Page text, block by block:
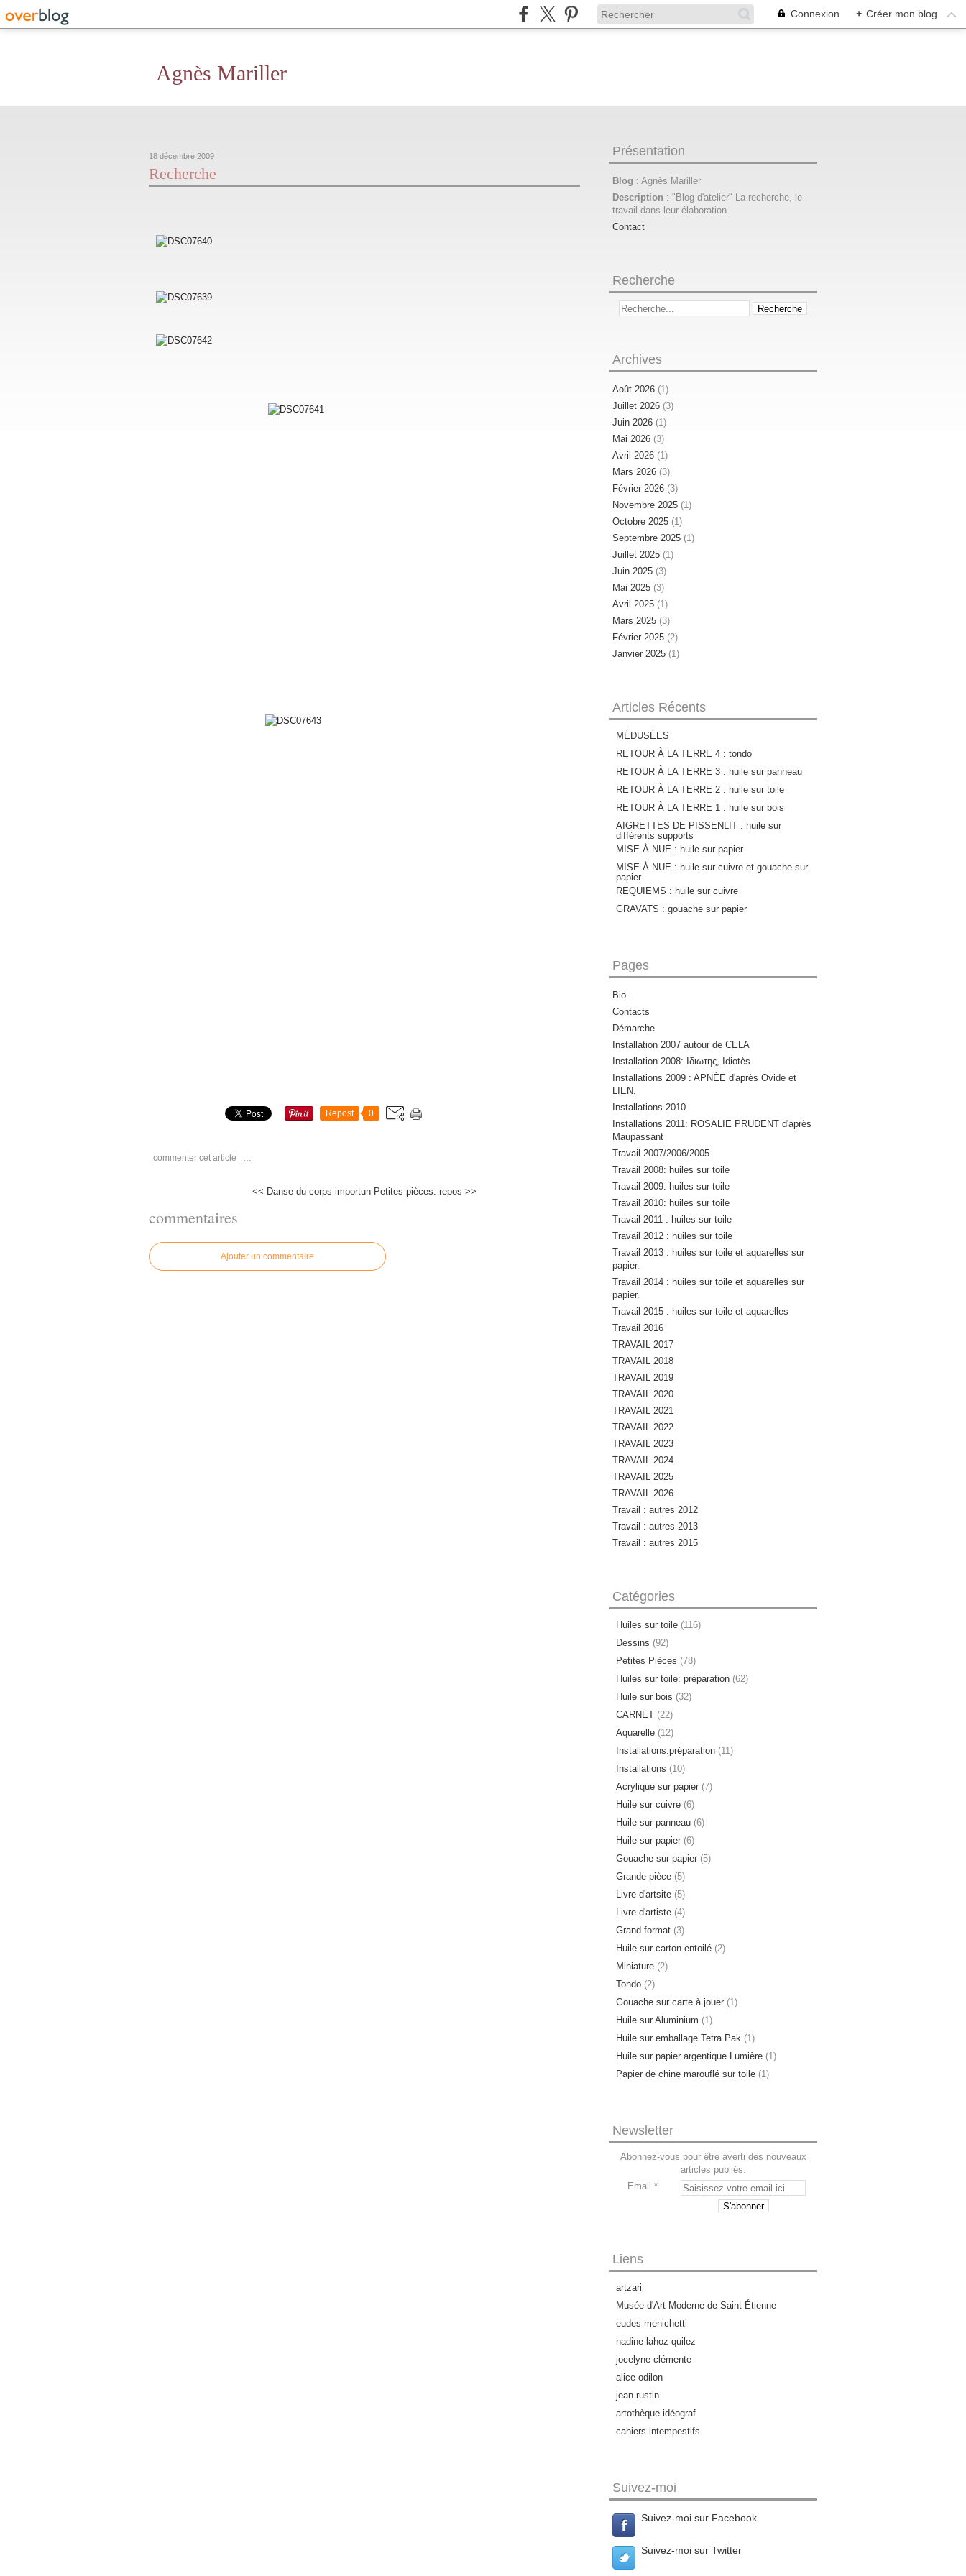
Connexion + Créer mon blog
Agnès Mariller
18 décembre 2009
Recherche
Repost 0
commenter cet article …
<< Danse du corps importun Petites pièces: repos >>
commentaires
Ajouter un commentaire
Présentation
Blog : Agnès Mariller
Description : "Blog d'atelier" La recherche, le
travail dans leur élaboration.
Contact
Recherche
Archives
Août 2026 (1)
Juillet 2026 (3)
Juin 2026 (1)
Mai 2026 (3)
Avril 2026 (1)
Mars 2026 (3)
Février 2026 (3)
Novembre 2025 (1)
Octobre 2025 (1)
Septembre 2025 (1)
Juillet 2025 (1)
Juin 2025 (3)
Mai 2025 (3)
Avril 2025 (1)
Mars 2025 (3)
Février 2025 (2)
Janvier 2025 (1)
Articles Récents
MÉDUSÉES
RETOUR À LA TERRE 4 : tondo
RETOUR À LA TERRE 3 : huile sur panneau
RETOUR À LA TERRE 2 : huile sur toile
RETOUR À LA TERRE 1 : huile sur bois
AIGRETTES DE PISSENLIT : huile sur
différents supports
MISE À NUE : huile sur papier
MISE À NUE : huile sur cuivre et gouache sur
papier
REQUIEMS : huile sur cuivre
GRAVATS : gouache sur papier
Pages
Bio.
Contacts
Démarche
Installation 2007 autour de CELA
Installation 2008: Ιδιωτης, Idiotès
Installations 2009 : APNÉE d'après Ovide et
LIEN.
Installations 2010
Installations 2011: ROSALIE PRUDENT d'après
Maupassant
Travail 2007/2006/2005
Travail 2008: huiles sur toile
Travail 2009: huiles sur toile
Travail 2010: huiles sur toile
Travail 2011 : huiles sur toile
Travail 2012 : huiles sur toile
Travail 2013 : huiles sur toile et aquarelles sur
papier.
Travail 2014 : huiles sur toile et aquarelles sur
papier.
Travail 2015 : huiles sur toile et aquarelles
Travail 2016
TRAVAIL 2017
TRAVAIL 2018
TRAVAIL 2019
TRAVAIL 2020
TRAVAIL 2021
TRAVAIL 2022
TRAVAIL 2023
TRAVAIL 2024
TRAVAIL 2025
TRAVAIL 2026
Travail : autres 2012
Travail : autres 2013
Travail : autres 2015
Catégories
Huiles sur toile (116)
Dessins (92)
Petites Pièces (78)
Huiles sur toile: préparation (62)
Huile sur bois (32)
CARNET (22)
Aquarelle (12)
Installations:préparation (11)
Installations (10)
Acrylique sur papier (7)
Huile sur cuivre (6)
Huile sur panneau (6)
Huile sur papier (6)
Gouache sur papier (5)
Grande pièce (5)
Livre d'artsite (5)
Livre d'artiste (4)
Grand format (3)
Huile sur carton entoilé (2)
Miniature (2)
Tondo (2)
Gouache sur carte à jouer (1)
Huile sur Aluminium (1)
Huile sur emballage Tetra Pak (1)
Huile sur papier argentique Lumière (1)
Papier de chine marouflé sur toile (1)
Newsletter
Abonnez-vous pour être averti des nouveaux
articles publiés.
Email
Liens
artzari
Musée d'Art Moderne de Saint Étienne
eudes menichetti
nadine lahoz-quilez
jocelyne clémente
alice odilon
jean rustin
artothèque idéograf
cahiers intempestifs
Suivez-moi
Suivez-moi sur Facebook
Suivez-moi sur Twitter